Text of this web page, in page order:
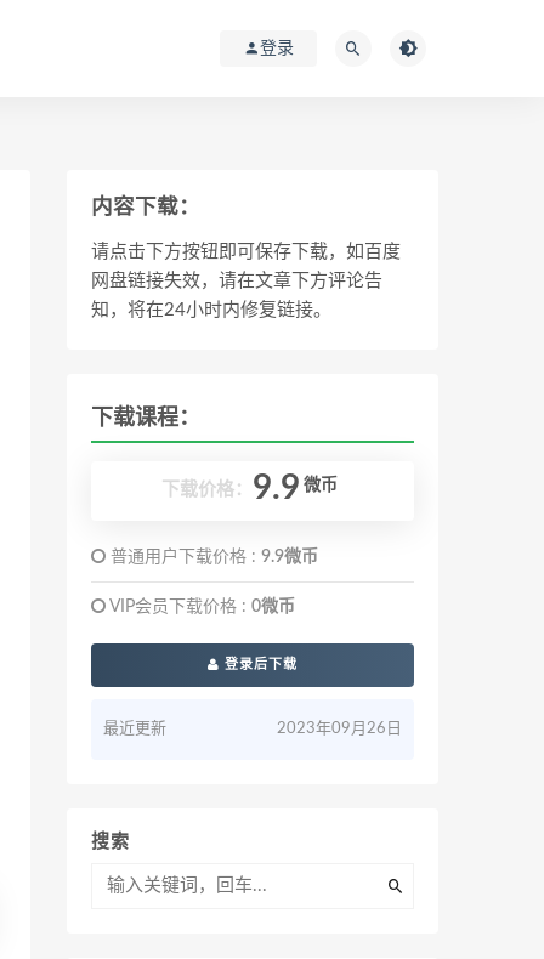
登录
内容下载：
请点击下方按钮即可保存下载，如百度
网盘链接失效，请在文章下方评论告
知，将在24小时内修复链接。
下载课程：
下载价格： 9.9 微币
普通用户下载价格 : 9.9微币
VIP会员下载价格 : 0微币
登录后下载
最近更新 2023年09月26日
搜索